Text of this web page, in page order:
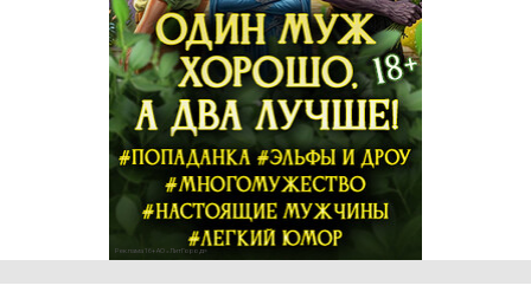
Реклама 16+ АО «ЛитГород»